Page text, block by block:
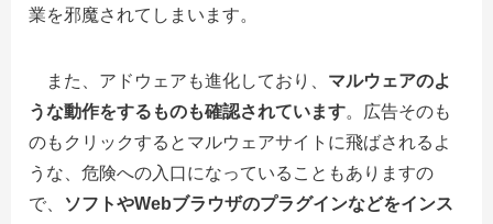
業を邪魔されてしまいます。
また、アドウェアも進化しており、 マルウェアのよ
うな動作をするものも確認されています。広告そのも
のもクリックするとマルウェアサイトに飛ばされるよ
うな、危険への入口になっていることもありますの
で、
ソフトやWebブラウザのプラグインなどをインス